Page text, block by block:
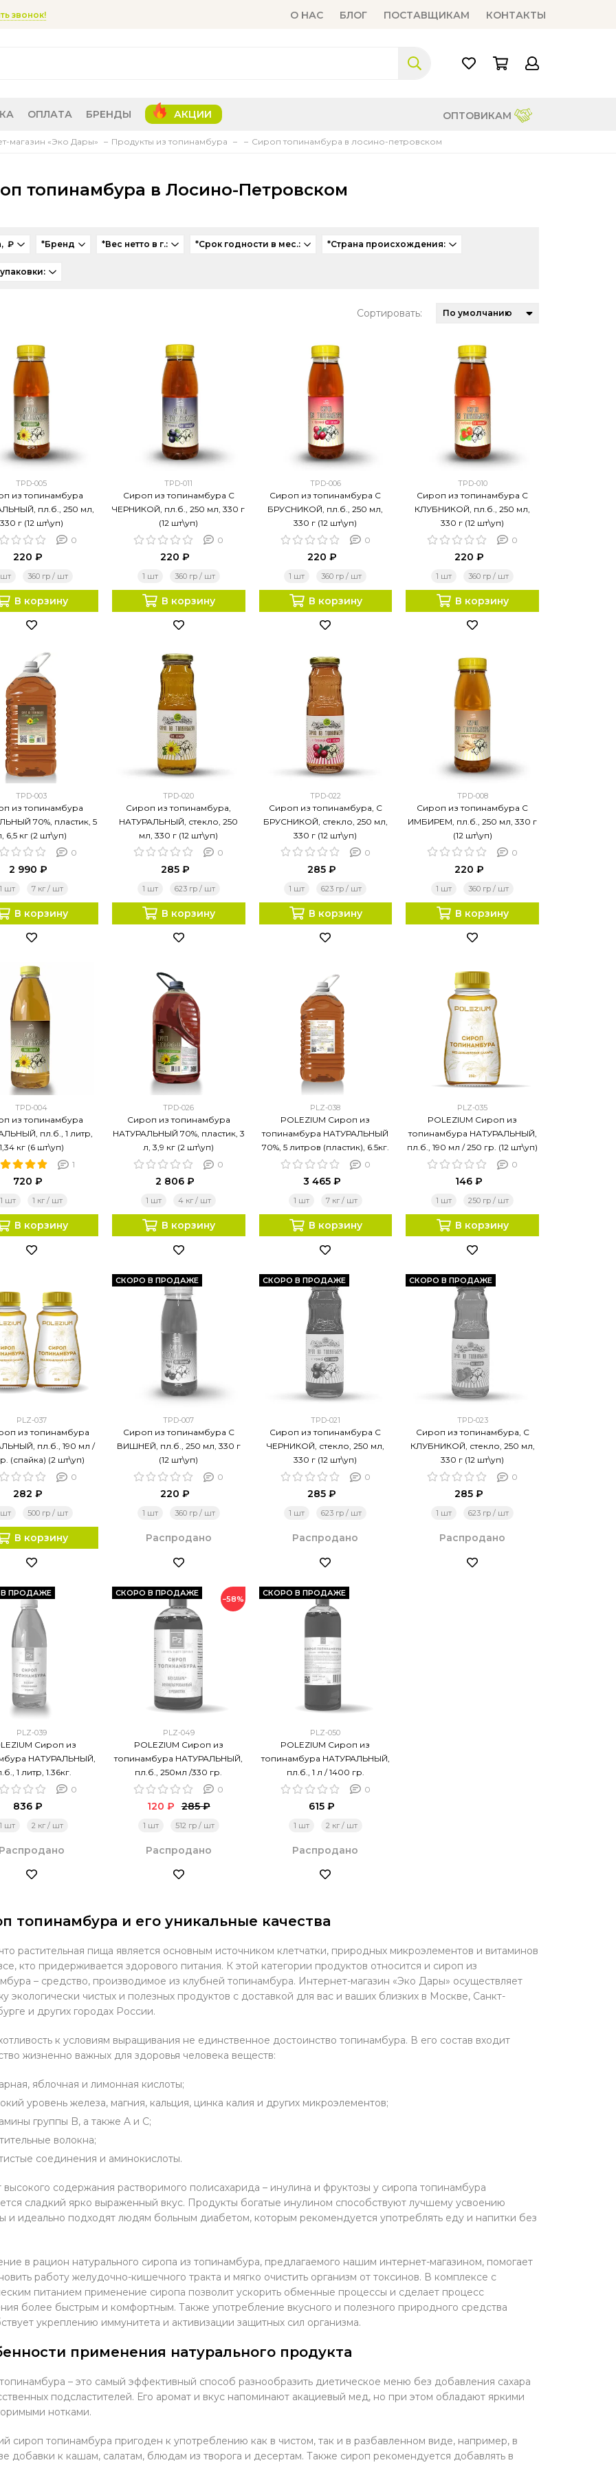
звонок! О НАС БЛОГ ПОСТАВЩИКАМ КОНТАКТЫ
ОПЛАТА БРЕНДЫ АКЦИИ ОПТОВИКАМ
магазин «Эко Дары» Продукты из топинамбура Сироп топинамбура в лосино-петровском
топинамбура в Лосино-Петровском
₽ *Бренд *Вес нетто в г.: *Срок годности в мес.: *Страна происхождения:
Сортировать:
TPD-005
из топинамбура
пл.б., 250 мл,
330 г (12 шт\уп)
0
220 ₽
шт 360 гр / шт
В корзину
TPD-011
Сироп из топинамбура С
ЧЕРНИКОЙ, пл.б., 250 мл, 330 г
(12 шт\уп)
0
220 ₽
1 шт 360 гр / шт
В корзину
TPD-006
Сироп из топинамбура С
БРУСНИКОЙ, пл.б., 250 мл,
330 г (12 шт\уп)
0
220 ₽
1 шт 360 гр / шт
В корзину
TPD-010
Сироп из топинамбура С
КЛУБНИКОЙ, пл.б., 250 мл,
330 г (12 шт\уп)
0
220 ₽
1 шт 360 гр / шт
В корзину
TPD-003
из топинамбура
70%, пластик, 5
6,5 кг (2 шт\уп)
0
2 990 ₽
1 шт 7 кг / шт
В корзину
TPD-020
Сироп из топинамбура,
НАТУРАЛЬНЫЙ, стекло, 250
мл, 330 г (12 шт\уп)
0
285 ₽
1 шт 623 гр / шт
В корзину
TPD-022
Сироп из топинамбура, С
БРУСНИКОЙ, стекло, 250 мл,
330 г (12 шт\уп)
0
285 ₽
1 шт 623 гр / шт
В корзину
TPD-008
Сироп из топинамбура С
ИМБИРЕМ, пл.б., 250 мл, 330 г
(12 шт\уп)
0
220 ₽
1 шт 360 гр / шт
В корзину
TPD-004
из топинамбура
пл.б., 1 литр,
1,34 кг (6 шт\уп)
1
720 ₽
1 шт 1 кг / шт
В корзину
TPD-026
Сироп из топинамбура
НАТУРАЛЬНЫЙ 70%, пластик, 3
л, 3,9 кг (2 шт\уп)
0
2 806 ₽
1 шт 4 кг / шт
В корзину
PLZ-038
POLEZIUM Сироп из
топинамбура НАТУРАЛЬНЫЙ
70%, 5 литров (пластик), 6.5кг.
0
3 465 ₽
1 шт 7 кг / шт
В корзину
PLZ-035
POLEZIUM Сироп из
топинамбура НАТУРАЛЬНЫЙ,
пл.б., 190 мл / 250 гр. (12 шт\уп)
0
146 ₽
1 шт 250 гр / шт
В корзину
PLZ-037
из топинамбура
пл.б., 190 мл /
(спайка) (2 шт\уп)
0
282 ₽
шт 500 гр / шт
В корзину
СКОРО В ПРОДАЖЕ
TPD-007
Сироп из топинамбура С
ВИШНЕЙ, пл.б., 250 мл, 330 г
(12 шт\уп)
0
220 ₽
1 шт 360 гр / шт
Распродано
СКОРО В ПРОДАЖЕ
TPD-021
Сироп из топинамбура С
ЧЕРНИКОЙ, стекло, 250 мл,
330 г (12 шт\уп)
0
285 ₽
1 шт 623 гр / шт
Распродано
СКОРО В ПРОДАЖЕ
TPD-023
Сироп из топинамбура, С
КЛУБНИКОЙ, стекло, 250 мл,
330 г (12 шт\уп)
0
285 ₽
1 шт 623 гр / шт
Распродано
ПРОДАЖЕ
PLZ-039
Сироп из
НАТУРАЛЬНЫЙ,
1 литр, 1.36кг.
0
836 ₽
1 шт 2 кг / шт
Распродано
СКОРО В ПРОДАЖЕ
−58%
PLZ-049
POLEZIUM Сироп из
топинамбура НАТУРАЛЬНЫЙ,
пл.б., 250мл /330 гр.
0
120 ₽ 285 ₽
1 шт 512 гр / шт
Распродано
СКОРО В ПРОДАЖЕ
PLZ-050
POLEZIUM Сироп из
топинамбура НАТУРАЛЬНЫЙ,
пл.б., 1 л / 1400 гр.
0
615 ₽
1 шт 2 кг / шт
Распродано
топинамбура и его уникальные качества
растительная пища является основным источником клетчатки, природных микроэлементов и витаминов
кто придерживается здорового питания. К этой категории продуктов относится и сироп из
– средство, производимое из клубней топинамбура. Интернет-магазин «Эко Дары» осуществляет
экологически чистых и полезных продуктов с доставкой для вас и ваших близких в Москве, Санкт-
и других городах России.
к условиям выращивания не единственное достоинство топинамбура. В его состав входит
жизненно важных для здоровья человека веществ:
яблочная и лимонная кислоты;
уровень железа, магния, кальция, цинка калия и других микроэлементов;
группы B, а также A и C;
волокна;
соединения и аминокислоты.
высокого содержания растворимого полисахарида – инулина и фруктозы у сиропа топинамбура
сладкий ярко выраженный вкус. Продукты богатые инулином способствуют лучшему усвоению
и идеально подходят людям больным диабетом, которым рекомендуется употреблять еду и напитки без
в рацион натурального сиропа из топинамбура, предлагаемого нашим интернет-магазином, помогает
работу желудочно-кишечного тракта и мягко очистить организм от токсинов. В комплексе с
питанием применение сиропа позволит ускорить обменные процессы и сделает процесс
более быстрым и комфортным. Также употребление вкусного и полезного природного средства
укреплению иммунитета и активизации защитных сил организма.
применения натурального продукта
– это самый эффективный способ разнообразить диетическое меню без добавления сахара
подсластителей. Его аромат и вкус напоминают акациевый мед, но при этом обладают яркими
нотками.
сироп топинамбура пригоден к употреблению как в чистом, так и в разбавленном виде, например, в
добавки к кашам, салатам, блюдам из творога и десертам. Также сироп рекомендуется добавлять в